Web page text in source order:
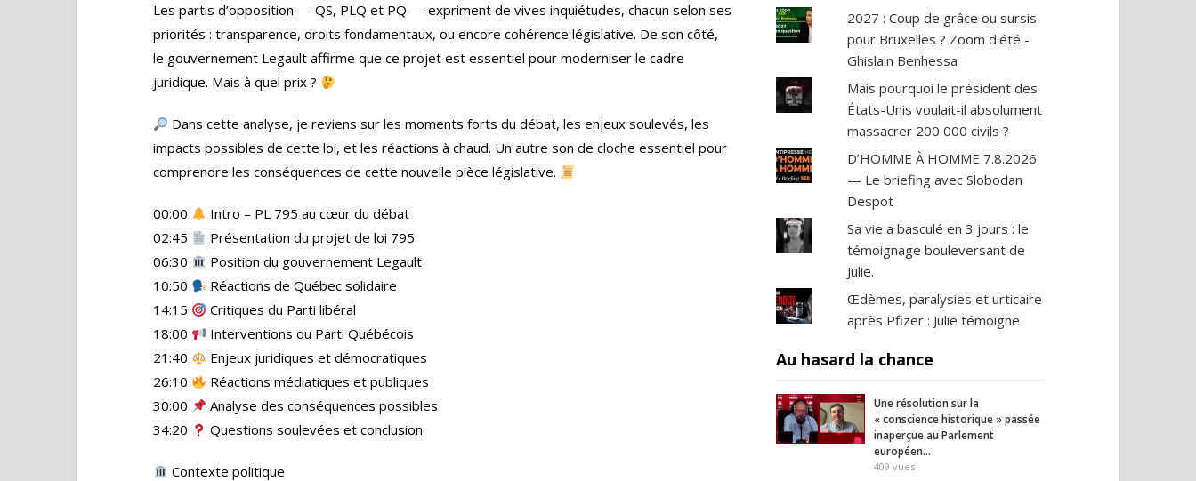
Les partis d’opposition — QS, PLQ et PQ — expriment de vives inquiétudes, chacun selon ses
priorités : transparence, droits fondamentaux, ou encore cohérence législative. De son côté,
le gouvernement Legault affirme que ce projet est essentiel pour moderniser le cadre
juridique. Mais à quel prix ?
Dans cette analyse, je reviens sur les moments forts du débat, les enjeux soulevés, les
impacts possibles de cette loi, et les réactions à chaud. Un autre son de cloche essentiel pour
comprendre les conséquences de cette nouvelle pièce législative.
00:00
Intro – PL 795 au cœur du débat
02:45
Présentation du projet de loi 795
06:30
Position du gouvernement Legault
10:50
Réactions de Québec solidaire
14:15
Critiques du Parti libéral
18:00
Interventions du Parti Québécois
21:40
Enjeux juridiques et démocratiques
26:10
Réactions médiatiques et publiques
30:00
Analyse des conséquences possibles
34:20
Questions soulevées et conclusion
Contexte politique
2027 : Coup de grâce ou sursis
pour Bruxelles ? Zoom d'été -
Ghislain Benhessa
Mais pourquoi le président des
États-Unis voulait-il absolument
massacrer 200 000 civils ?
D’HOMME À HOMME 7.8.2026
— Le briefing avec Slobodan
Despot
Sa vie a basculé en 3 jours : le
témoignage bouleversant de
Julie.
Œdèmes, paralysies et urticaire
après Pfizer : Julie témoigne
Au hasard la chance
Une résolution sur la
« conscience historique » passée
inaperçue au Parlement
européen…
409 vues